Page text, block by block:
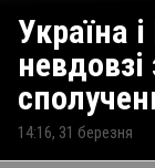
Україна
14:16, 31 березня